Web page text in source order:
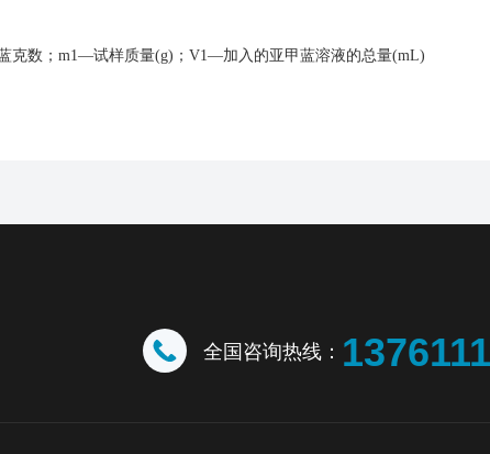
克数；m1—试样质量(g)；V1—加入的亚甲蓝溶液的总量(mL)
全国咨询热线：